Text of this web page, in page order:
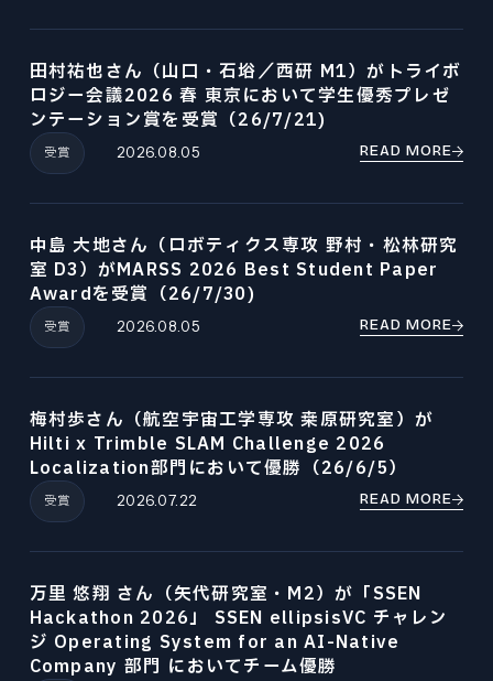
受賞 2026.08.05
田村祐也さん（山口・石﨏／西研 M1）がトライボ
ロジー会議2026 春 東京において学生優秀プレゼ
ンテーション賞を受賞（26/7/21)
READ MORE
受賞 2026.08.05
中島 大地さん（ロボティクス専攻 野村・松林研究
室 D3）がMARSS 2026 Best Student Paper
Awardを受賞（26/7/30)
READ MORE
受賞 2026.07.22
梅村歩さん（航空宇宙工学専攻 桒原研究室）が
Hilti x Trimble SLAM Challenge 2026
Localization部門において優勝（26/6/5）
READ MORE
万里 悠翔 さん（矢代研究室・M2）が「SSEN
Hackathon 2026」 SSEN ellipsisVC チャレン
ジ Operating System for an AI-Native
Company 部門 においてチーム優勝